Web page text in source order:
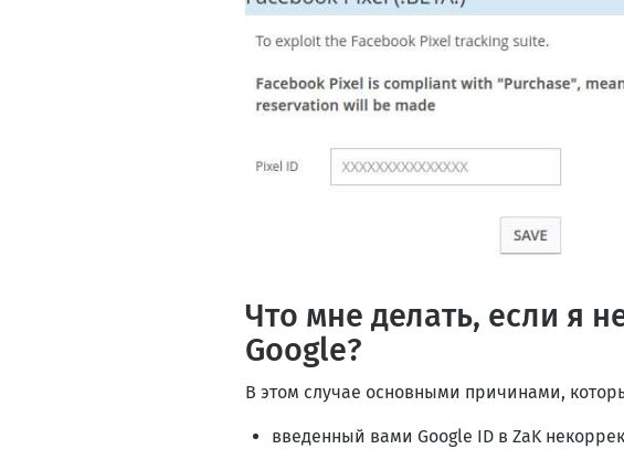
Что мне делать, если я
Google?
В этом случае основными причинами,
введенный вами Google ID в ZaK